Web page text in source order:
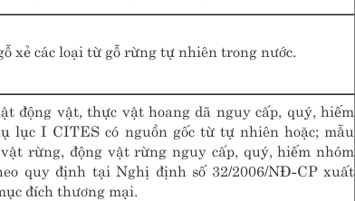
xẻ các loại từ gỗ rừng tự nhiên trong nước.
động vật, thực vật hoang dã nguy cấp, quý, hiếm
lục I CITES có nguồn gốc từ tự nhiên hoặc; mẫu
rừng, động vật rừng nguy cấp, quý, hiếm nhóm
quy định tại Nghị định số 32/2006/NĐ-CP xuất
đích thương mại.